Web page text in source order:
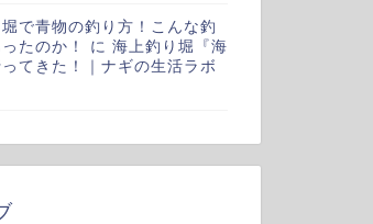
で青物の釣り方！こんな釣
たのか！
に 海上釣り堀『海
てきた！｜ナギの生活ラボ